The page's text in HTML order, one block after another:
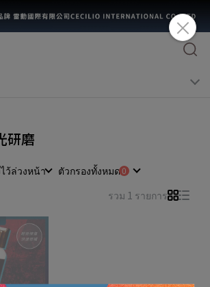
研磨
ว้ล่วงหน้า
ตัวกรองทั้งหมด
รวม 1 รายการ